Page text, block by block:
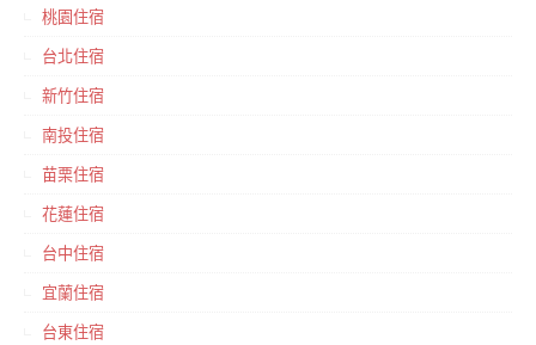
桃園住宿
台北住宿
新竹住宿
南投住宿
苗栗住宿
花蓮住宿
台中住宿
宜蘭住宿
台東住宿